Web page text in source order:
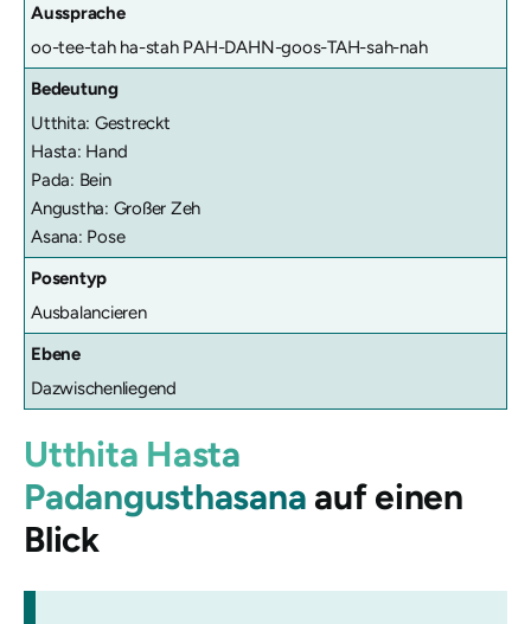
Aussprache
oo-tee-tah ha-stah PAH-DAHN-goos-TAH-sah-nah
Bedeutung
Utthita: Gestreckt
Hasta: Hand
Pada: Bein
Angustha: Großer Zeh
Asana: Pose
Posentyp
Ausbalancieren
Ebene
Dazwischenliegend
Utthita Hasta
Padangusthasana auf einen
Blick